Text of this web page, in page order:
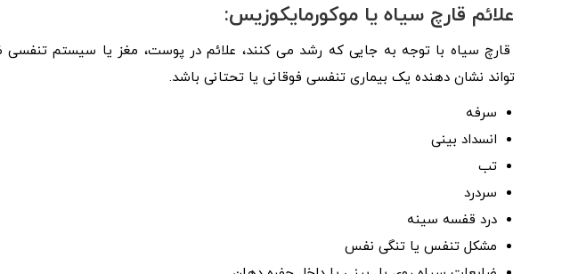
علائم قارچ سیاه یا موکورمایکوزیس:
قارچ سیاه با توجه به جایی که رشد می کنند، علائم در پوست، مغز یا سیستم تنفسی
تواند نشان دهنده یک بیماری تنفسی فوقانی یا تحتانی باشد.
سرفه
انسداد بینی
تب
سردرد
درد قفسه سینه
مشکل تنفس یا تنگی نفس